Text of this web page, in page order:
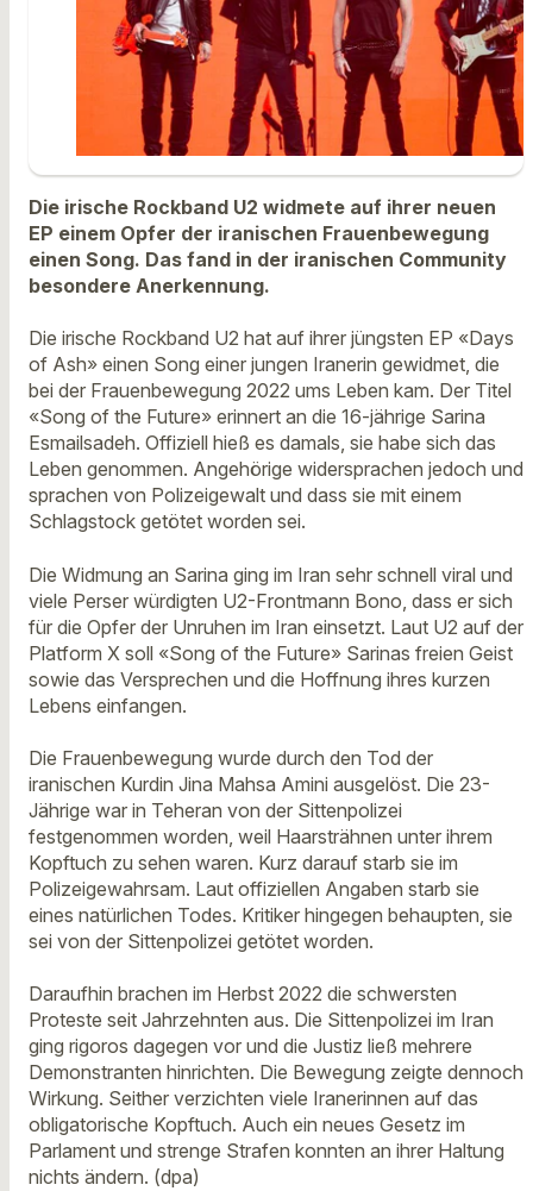
Die irische Rockband U2 widmete auf ihrer neuen
EP einem Opfer der iranischen Frauenbewegung
einen Song. Das fand in der iranischen Community
besondere Anerkennung.
Die irische Rockband U2 hat auf ihrer jüngsten EP «Days
of Ash» einen Song einer jungen Iranerin gewidmet, die
bei der Frauenbewegung 2022 ums Leben kam. Der Titel
«Song of the Future» erinnert an die 16-jährige Sarina
Esmailsadeh. Offiziell hieß es damals, sie habe sich das
Leben genommen. Angehörige widersprachen jedoch und
sprachen von Polizeigewalt und dass sie mit einem
Schlagstock getötet worden sei.
Die Widmung an Sarina ging im Iran sehr schnell viral und
viele Perser würdigten U2-Frontmann Bono, dass er sich
für die Opfer der Unruhen im Iran einsetzt. Laut U2 auf der
Platform X soll «Song of the Future» Sarinas freien Geist
sowie das Versprechen und die Hoffnung ihres kurzen
Lebens einfangen.
Die Frauenbewegung wurde durch den Tod der
iranischen Kurdin Jina Mahsa Amini ausgelöst. Die 23-
Jährige war in Teheran von der Sittenpolizei
festgenommen worden, weil Haarsträhnen unter ihrem
Kopftuch zu sehen waren. Kurz darauf starb sie im
Polizeigewahrsam. Laut offiziellen Angaben starb sie
eines natürlichen Todes. Kritiker hingegen behaupten, sie
sei von der Sittenpolizei getötet worden.
Daraufhin brachen im Herbst 2022 die schwersten
Proteste seit Jahrzehnten aus. Die Sittenpolizei im Iran
ging rigoros dagegen vor und die Justiz ließ mehrere
Demonstranten hinrichten. Die Bewegung zeigte dennoch
Wirkung. Seither verzichten viele Iranerinnen auf das
obligatorische Kopftuch. Auch ein neues Gesetz im
Parlament und strenge Strafen konnten an ihrer Haltung
nichts ändern. (dpa)